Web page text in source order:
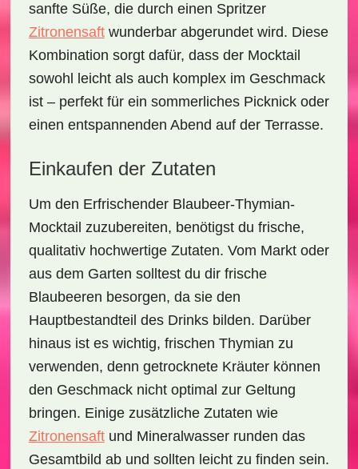
sanfte Süße, die durch einen Spritzer
Zitronensaftwunderbar abgerundet wird. Diese
Kombination sorgt dafür, dass der Mocktail
sowohl leicht als auch komplex im Geschmack
ist – perfekt für ein sommerliches Picknick oder
einen entspannenden Abend auf der Terrasse.
Einkaufen der Zutaten
Um den Erfrischender Blaubeer-Thymian-
Mocktail zuzubereiten, benötigst du frische,
qualitativ hochwertige Zutaten. Vom Markt oder
aus dem Garten solltest du dir frische
Blaubeeren besorgen, da sie den
Hauptbestandteil des Drinks bilden. Darüber
hinaus ist es wichtig, frischen Thymian zu
verwenden, denn getrocknete Kräuter können
den Geschmack nicht optimal zur Geltung
bringen. Einige zusätzliche Zutaten wie
Zitronensaftund Mineralwasser runden das
Gesamtbild ab und sollten leicht zu finden sein.